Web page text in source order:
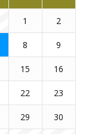
1 2
8 9
15 16
22 23
29 30